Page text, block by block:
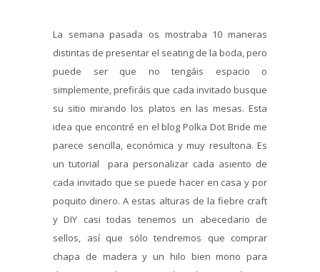
La semana pasada os mostraba 10 maneras
distintas de presentar el seating de la boda, pero
puede ser que no tengáis espacio o
simplemente, prefiráis que cada invitado busque
su sitio mirando los platos en las mesas. Esta
idea que encontré en el blog Polka Dot Bride me
parece sencilla, económica y muy resultona. Es
un tutorial para personalizar cada asiento de
cada invitado que se puede hacer en casa y por
poquito dinero. A estas alturas de la fiebre craft
y DIY casi todas tenemos un abecedario de
sellos, así que sólo tendremos que comprar
chapa de madera y un hilo bien mono para